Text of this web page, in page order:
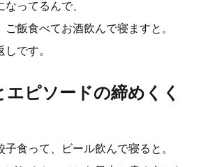
ってるんで、
飯食べてお酒飲んで寝ますと。
です。
エピソードの締めくく
食って、ビール飲んで寝ると。